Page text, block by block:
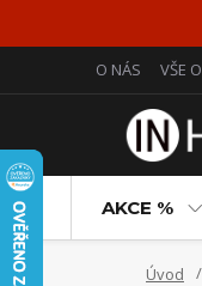
O NÁS VŠE
AKCE %
Úvod